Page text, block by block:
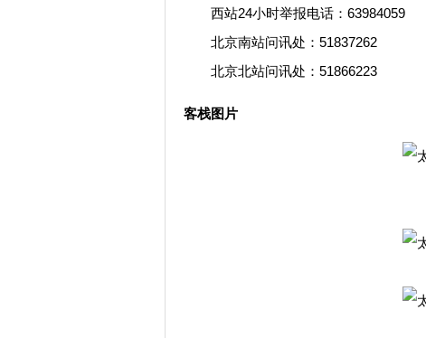
西站24小时举报电话：63984059
北京南站问讯处：51837262
北京北站问讯处：51866223
客栈图片